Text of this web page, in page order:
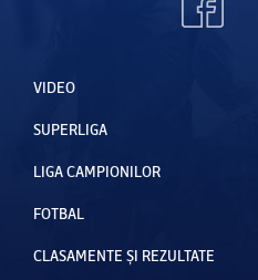
VIDEO
SUPERLIGA
LIGA CAMPIONILOR
FOTBAL
CLASAMENTE ȘI REZULTATE